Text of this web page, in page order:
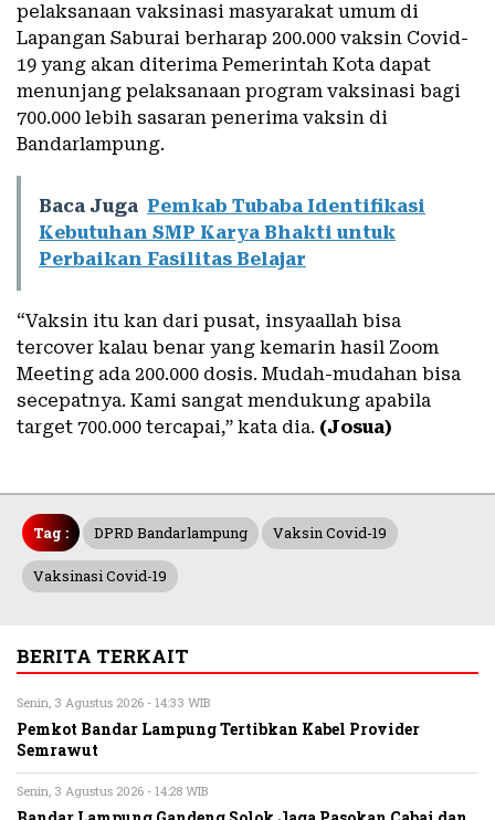
pelaksanaan vaksinasi masyarakat umum di
Lapangan Saburai berharap 200.000 vaksin Covid-
19 yang akan diterima Pemerintah Kota dapat
menunjang pelaksanaan program vaksinasi bagi
700.000 lebih sasaran penerima vaksin di
Bandarlampung.
Baca Juga Pemkab Tubaba Identifikasi
Kebutuhan SMP Karya Bhakti untuk
Perbaikan Fasilitas Belajar
“Vaksin itu kan dari pusat, insyaallah bisa
tercover kalau benar yang kemarin hasil Zoom
Meeting ada 200.000 dosis. Mudah-mudahan bisa
secepatnya. Kami sangat mendukung apabila
target 700.000 tercapai,” kata dia. (Josua)
Tag : DPRD Bandarlampung Vaksin Covid-19
Vaksinasi Covid-19
BERITA TERKAIT
Senin, 3 Agustus 2026 - 14:33 WIB
Pemkot Bandar Lampung Tertibkan Kabel Provider
Semrawut
Senin, 3 Agustus 2026 - 14:28 WIB